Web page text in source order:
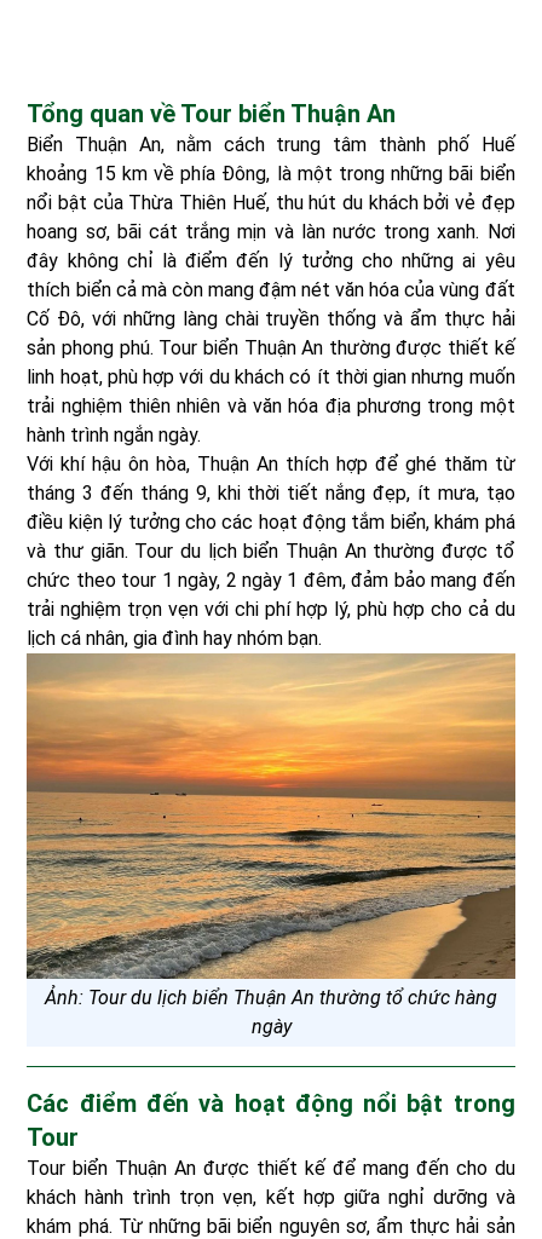
Tổng quan về Tour biển Thuận An
Biển Thuận An, nằm cách trung tâm thành phố Huế
khoảng 15 km về phía Đông, là một trong những bãi biển
nổi bật của Thừa Thiên Huế, thu hút du khách bởi vẻ đẹp
hoang sơ, bãi cát trắng mịn và làn nước trong xanh. Nơi
đây không chỉ là điểm đến lý tưởng cho những ai yêu
thích biển cả mà còn mang đậm nét văn hóa của vùng đất
Cố Đô, với những làng chài truyền thống và ẩm thực hải
sản phong phú. Tour biển Thuận An thường được thiết kế
linh hoạt, phù hợp với du khách có ít thời gian nhưng muốn
trải nghiệm thiên nhiên và văn hóa địa phương trong một
hành trình ngắn ngày.
Với khí hậu ôn hòa, Thuận An thích hợp để ghé thăm từ
tháng 3 đến tháng 9, khi thời tiết nắng đẹp, ít mưa, tạo
điều kiện lý tưởng cho các hoạt động tắm biển, khám phá
và thư giãn. Tour du lịch biển Thuận An thường được tổ
chức theo tour 1 ngày, 2 ngày 1 đêm, đảm bảo mang đến
trải nghiệm trọn vẹn với chi phí hợp lý, phù hợp cho cả du
lịch cá nhân, gia đình hay nhóm bạn.
Ảnh: Tour du lịch biển Thuận An thường tổ chức hàng
ngày
Các điểm đến và hoạt động nổi bật trong
Tour
Tour biển Thuận An được thiết kế để mang đến cho du
khách hành trình trọn vẹn, kết hợp giữa nghỉ dưỡng và
khám phá. Từ những bãi biển nguyên sơ, ẩm thực hải sản